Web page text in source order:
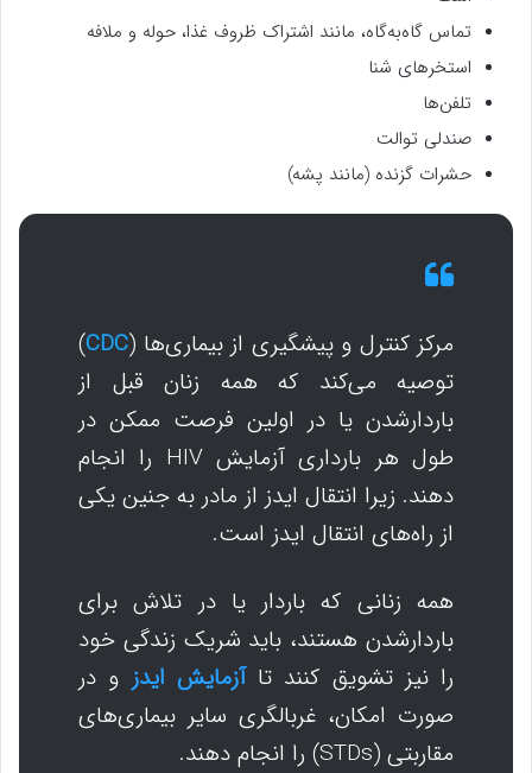
تماس گاه‌به‌گاه، مانند اشتراک ظروف غذا، حوله و ملافه
استخرهای شنا
تلفن‌ها
صندلی توالت
حشرات گزنده (مانند پشه)
مرکز کنترل و پیشگیری از بیماری‌ها (CDC
)
توصیه می‌کند که همه زنان قبل از
باردارشدن یا در اولین فرصت ممکن در
طول هر بارداری آزمایش HIV را انجام
دهند. زیرا انتقال ایدز از مادر به جنین یکی
از راه‌های انتقال ایدز است.
همه زنانی که باردار یا در تلاش برای
باردارشدن هستند، باید شریک زندگی خود
را نیز تشویق کنند تا آزمایش ایدز و در
صورت امکان، غربالگری سایر بیماری‌های
مقاربتی (STDs) را انجام دهند.